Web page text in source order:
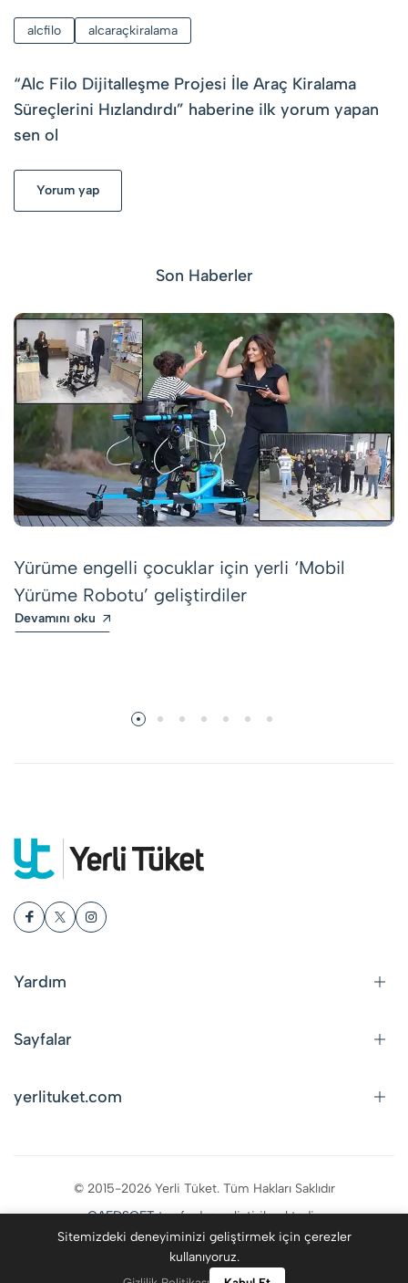
alcfilo alcaraçkiralama
“Alc Filo Dijitalleşme Projesi İle Araç Kiralama
Süreçlerini Hızlandırdı” haberine ilk yorum yapan
sen ol
Yorum yap
Son Haberler
Yürüme engelli çocuklar için yerli ‘Mobil
Yürüme Robotu’ geliştirdiler
Devamını oku
Yardım
Sayfalar
yerlituket.com
© 2015-2026 Yerli Tüket. Tüm Hakları Saklıdır
CAFDSOFTtarafından geliştirilmektedir.
Sitemizdeki deneyiminizi geliştirmek için çerezler
kullanıyoruz.
0